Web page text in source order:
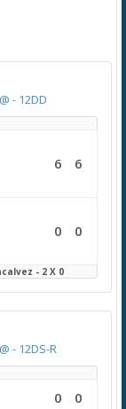
- 12DD
6 6
0 0
- 2 X 0
- 12DS-R
0 0